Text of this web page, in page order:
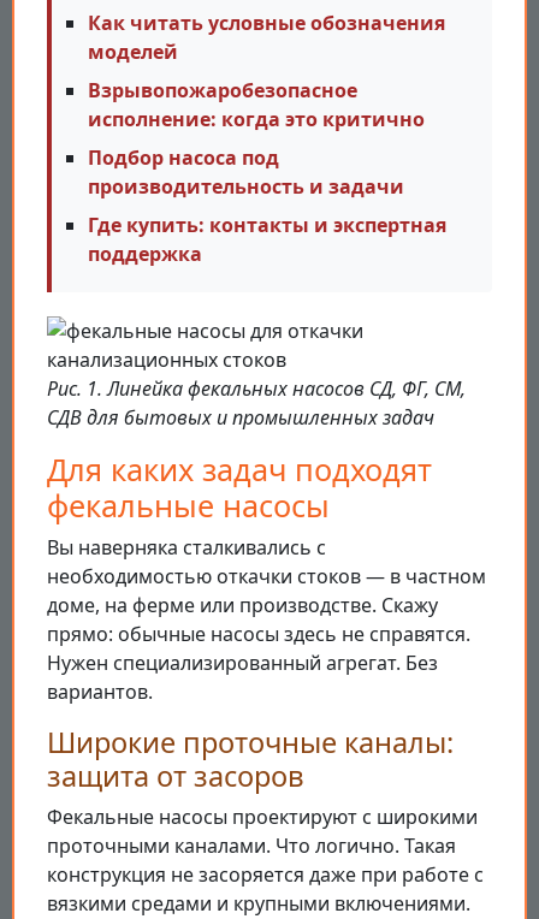
Как читать условные обозначения
моделей
Взрывопожаробезопасное
исполнение: когда это критично
Подбор насоса под
производительность и задачи
Где купить: контакты и экспертная
поддержка
Рис. 1. Линейка фекальных насосов СД, ФГ, СМ,
СДВ для бытовых и промышленных задач
Для каких задач подходят
фекальные насосы
Вы наверняка сталкивались с
необходимостью откачки стоков — в частном
доме, на ферме или производстве. Скажу
прямо: обычные насосы здесь не справятся.
Нужен специализированный агрегат. Без
вариантов.
Широкие проточные каналы:
защита от засоров
Фекальные насосы проектируют с широкими
проточными каналами. Что логично. Такая
конструкция не засоряется даже при работе с
вязкими средами и крупными включениями.